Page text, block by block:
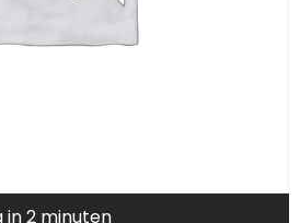
in 2 minuten